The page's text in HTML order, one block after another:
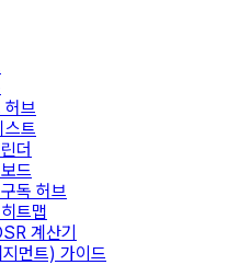
허브
스트
더
드
독 허브
트맵
계산기
먼트) 가이드